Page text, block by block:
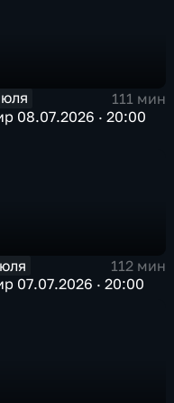
111 мин
08.07.2026 · 20:00
112 мин
07.07.2026 · 20:00